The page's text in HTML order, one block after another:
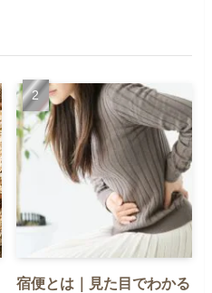
宿便とは｜見た目でわかる